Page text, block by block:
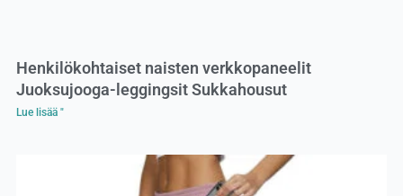
Henkilökohtaiset naisten verkkopaneelit
Juoksujooga-leggingsit Sukkahousut
Lue lisää "